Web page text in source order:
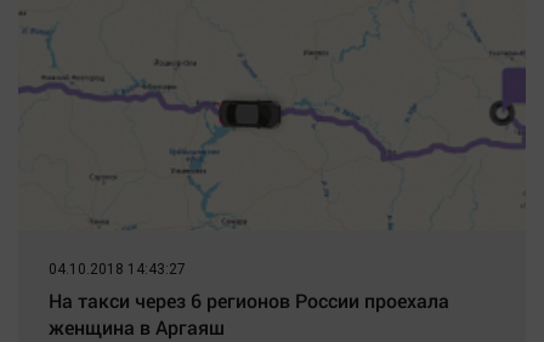
04.10.2018 14:43:27
На такси через 6 регионов России проехала
женщина в Аргаяш